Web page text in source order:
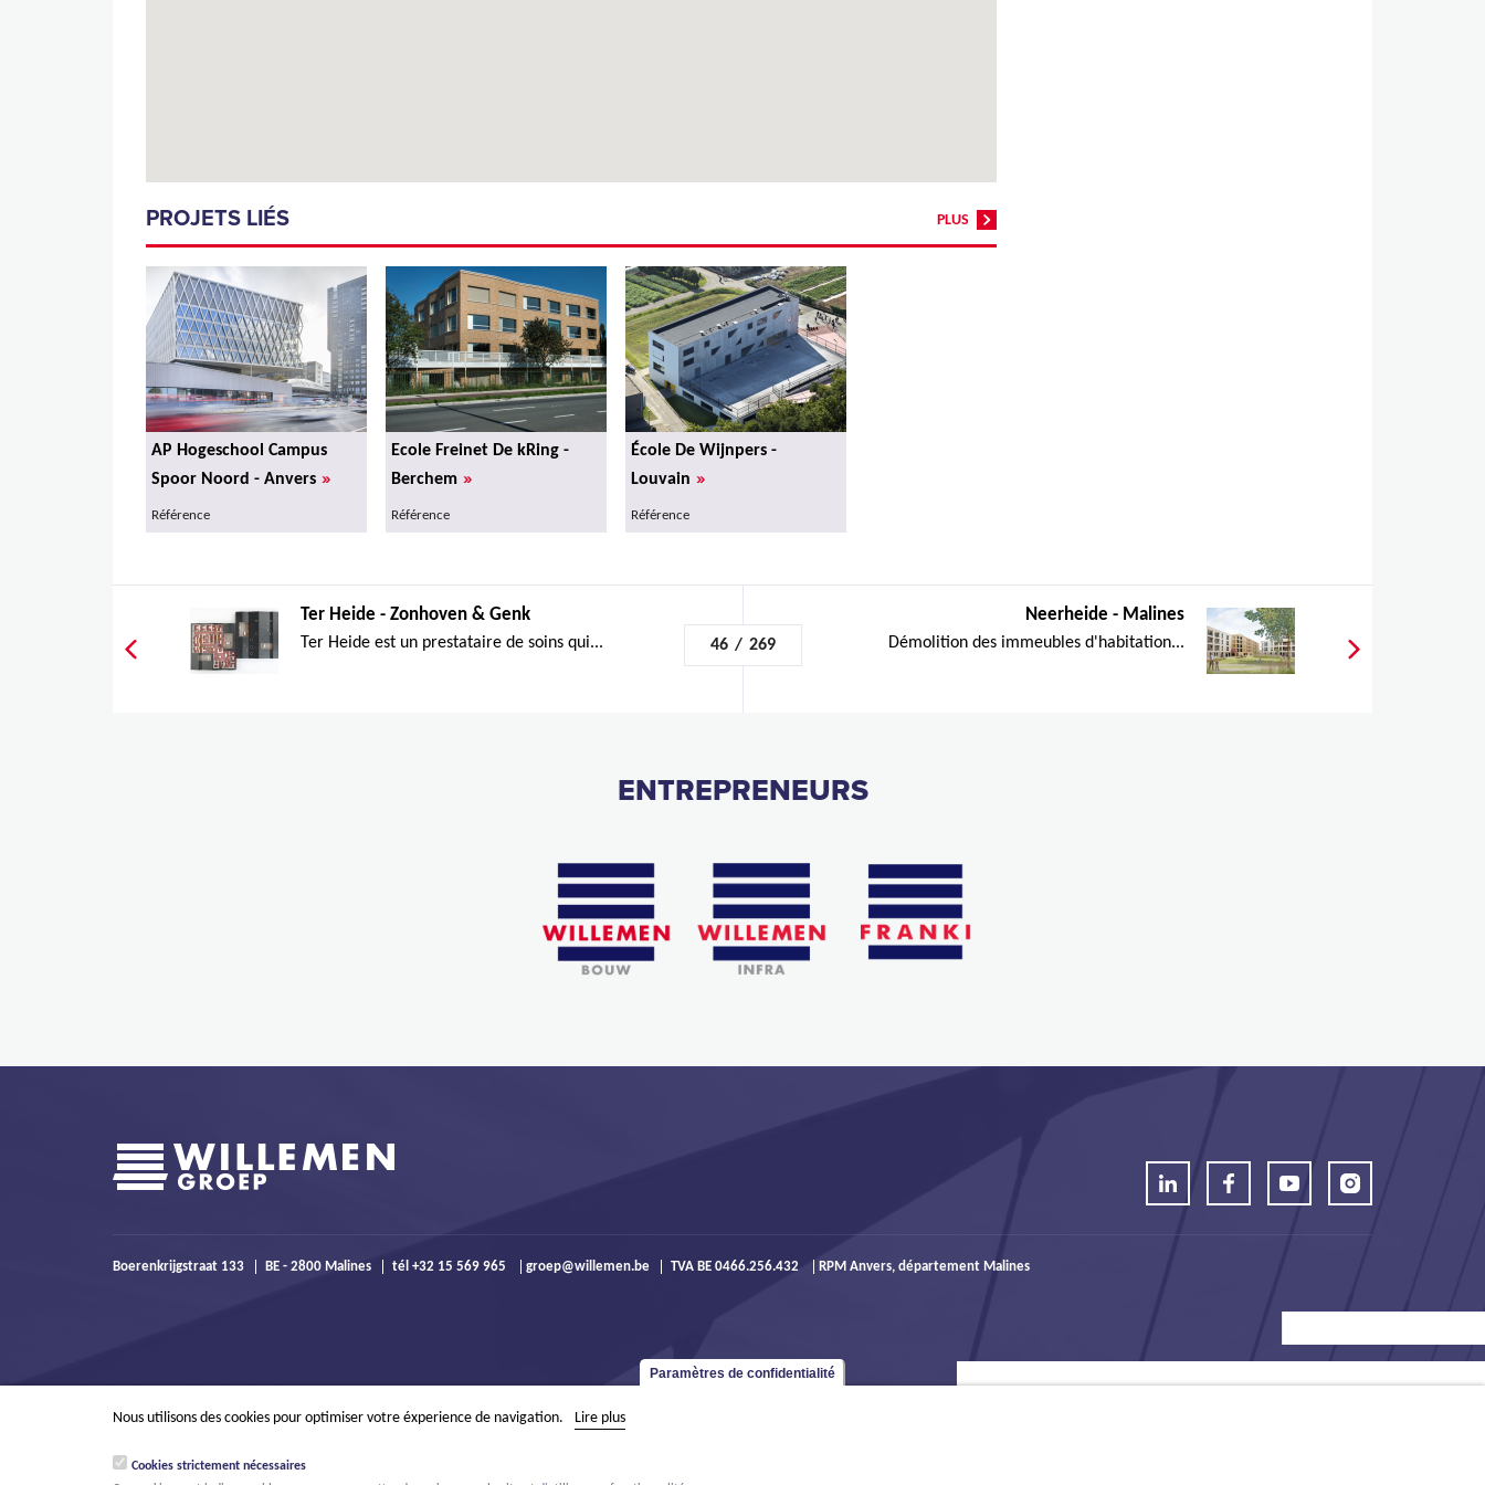
PROJETS LIÉS PLUS
AP Hogeschool Campus
Spoor Noord - Anvers »
Référence
Ecole Freinet De kRing -
Berchem »
Référence
École De Wijnpers -
Louvain »
Référence
Ter Heide - Zonhoven & Genk
Ter Heide est un prestataire de soins qui... 46 / 269
Neerheide - Malines
Démolition des immeubles d'habitation...
ENTREPRENEURS
Boerenkrijgstraat 133 BE - 2800 Malines tél +32 15 569 965 groep@willemen.be TVA BE 0466.256.432 RPM Anvers, département Malines
Paramètres de confidentialité
Nous utilisons des cookies pour optimiser votre éxperience de navigation. Lire plus
Cookies strictement nécessaires